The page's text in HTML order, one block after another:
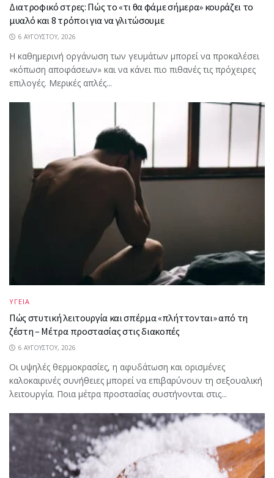
Διατροφικό στρες: Πώς το «τι θα φάμε σήμερα» κουράζει το
μυαλό και 8 τρόποι για να γλιτώσουμε
6 ΑΥΓΟΎΣΤΟΥ, 2026
Η καθημερινή οργάνωση των γευμάτων μπορεί να προκαλέσει
«κόπωση αποφάσεων» και να κάνει πιο πιθανές τις πρόχειρες
επιλογές. Μερικές απλές...
ΥΓΕΙΑ
Πώς στυτική λειτουργία και σπέρμα «πλήττονται» από τη
ζέστη – Μέτρα προστασίας στις διακοπές
6 ΑΥΓΟΎΣΤΟΥ, 2026
Οι υψηλές θερμοκρασίες, η αφυδάτωση και ορισμένες
καλοκαιρινές συνήθειες μπορεί να επιβαρύνουν τη σεξουαλική
λειτουργία. Ποια μέτρα προστασίας συστήνονται στις...